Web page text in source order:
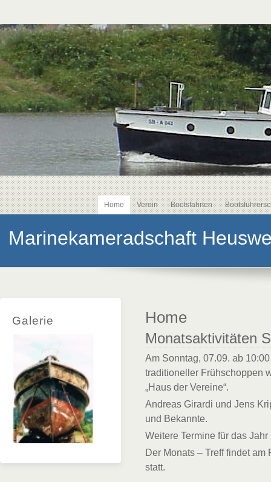
Home Verein Bootsfahrten
Marinekameradschaft
Galerie Home
Monatsaktivitäten
Am Sonntag, 07.09. ab
traditioneller Frühschoppen
„Haus der Vereine“.
Andreas Girardi und Jens
und Bekannte.
Weitere Termine für das Jahr
Der Monats – Treff findet
statt.